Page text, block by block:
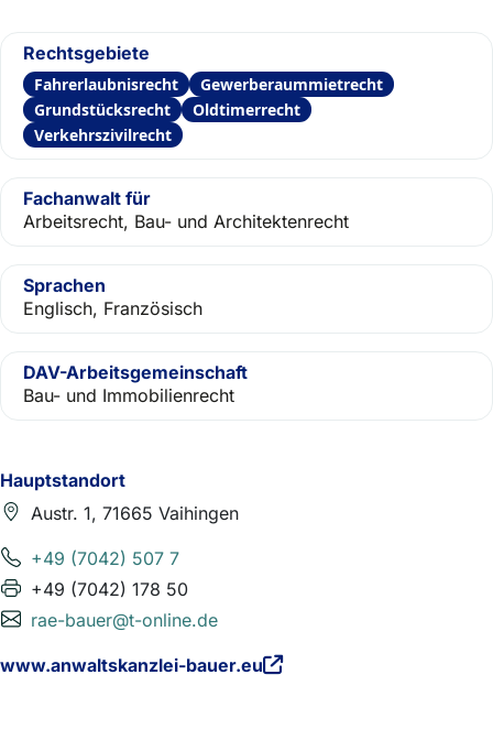
Hauptstandort
Austr. 1, 71665 Vaihingen
+49 (7042) 507 7
+49 (7042) 178 50
rae-bauer@t-online.de
www.anwaltskanzlei-bauer.eu
Rechtsgebiete
Fahrerlaubnisrecht
Gewerberaummietrecht
Grundstücksrecht
Oldtimerrecht
Verkehrszivilrecht
Fachanwalt für
Arbeitsrecht, Bau- und Architektenrecht
Sprachen
Englisch, Französisch
DAV-Arbeitsgemeinschaft
Bau- und Immobilienrecht